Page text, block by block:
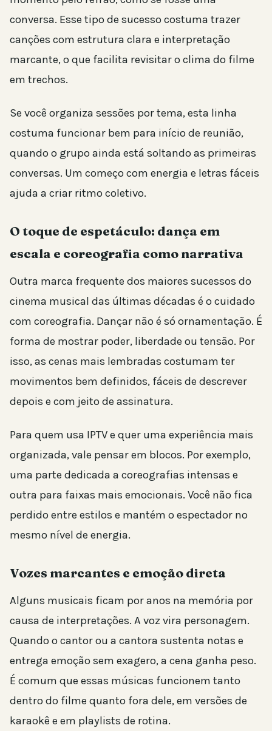
conversa. Esse tipo de sucesso costuma trazer
canções com estrutura clara e interpretação
marcante, o que facilita revisitar o clima do filme
em trechos.
Se você organiza sessões por tema, esta linha
costuma funcionar bem para início de reunião,
quando o grupo ainda está soltando as primeiras
conversas. Um começo com energia e letras fáceis
ajuda a criar ritmo coletivo.
O toque de espetáculo: dança em
escala e coreografia como narrativa
Outra marca frequente dos maiores sucessos do
cinema musical das últimas décadas é o cuidado
com coreografia. Dançar não é só ornamentação. É
forma de mostrar poder, liberdade ou tensão. Por
isso, as cenas mais lembradas costumam ter
movimentos bem definidos, fáceis de descrever
depois e com jeito de assinatura.
Para quem usa IPTV e quer uma experiência mais
organizada, vale pensar em blocos. Por exemplo,
uma parte dedicada a coreografias intensas e
outra para faixas mais emocionais. Você não fica
perdido entre estilos e mantém o espectador no
mesmo nível de energia.
Vozes marcantes e emoção direta
Alguns musicais ficam por anos na memória por
causa de interpretações. A voz vira personagem.
Quando o cantor ou a cantora sustenta notas e
entrega emoção sem exagero, a cena ganha peso.
É comum que essas músicas funcionem tanto
dentro do filme quanto fora dele, em versões de
karaokê e em playlists de rotina.